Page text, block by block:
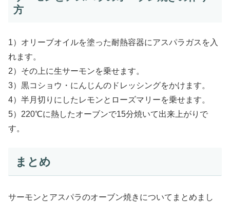
方
1）オリーブオイルを塗った耐熱容器にアスパラガスを入
れます。
2）その上に生サーモンを乗せます。
3）黒コショウ・にんじんのドレッシングをかけます。
4）半月切りにしたレモンとローズマリーを乗せます。
5）220℃に熱したオーブンで15分焼いて出来上がりで
す。
まとめ
サーモンとアスパラのオーブン焼きについてまとめまし